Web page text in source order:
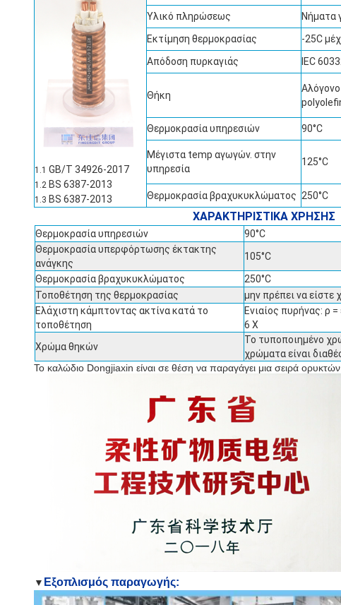
1.1 GB/T 34926-2017
1.2 BS 6387-2013
1.3 BS 6387-2013
Υλικό πληρώσεως
Νήματα
Εκτίμηση θερμοκρασίας
-25C
Απόδοση πυρκαγιάς
IEC
Θήκη
Θερμοκρασία υπηρεσιών 90°C
Μέγιστα temp αγωγών. στην
υπηρεσία
125°C
Θερμοκρασία βραχυκυκλώματος 250°C
ΧΑΡΑΚΤΗΡΙΣΤΙΚΑ ΧΡΗΣΗΣ
Θερμοκρασία υπηρεσιών
90°C
Θερμοκρασία υπερφόρτωσης έκτακτης
ανάγκης
105°C
Θερμοκρασία βραχυκυκλώματος
250°C
Τοποθέτηση της θερμοκρασίας
μην πρέπει να είστε
Ελάχιστη κάμπτοντας ακτίνα κατά το
τοποθέτηση
Ενιαίος πυρήνας: ρ
6 Χ
Χρώμα θηκών
Το τυποποιημένο
χρώματα είναι
Το καλώδιο Dongjiaxin είναι σε θέση να παραγάγει μια σειρά
▼ Εξοπλισμός παραγωγής: